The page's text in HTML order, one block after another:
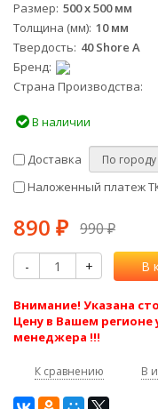
Размер 500 х 500 мм
Толщина (мм) 10 мм
Твердость 40 Shore A
Бренд
Страна Производства
В наличии
Доставка
Наложенный платеж
890 ₽ 990₽
- + В
Внимание! Указана
Цену в Вашем регионе
менеджера !!!
К сравнению В